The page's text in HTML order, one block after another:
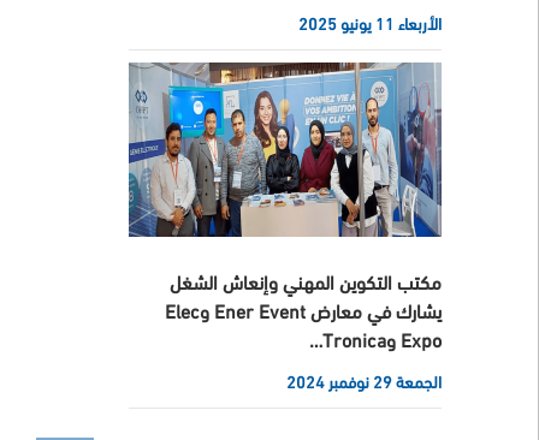
الأربعاء 11 يونيو 2025
مكتب التكوين المهني وإنعاش الشغل
يشارك في معارض Ener Event وElec
Expo وTronica…
الجمعة 29 نوفمبر 2024